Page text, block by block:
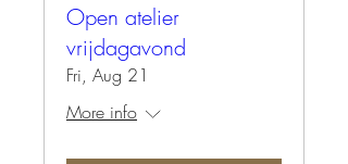
Open atelier
vrijdagavond
Fri, Aug 21
More info